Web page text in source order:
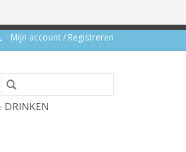
Mijn account / Registreren
DRINKEN